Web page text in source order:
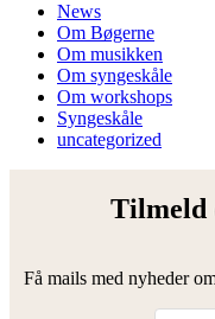
News
Om Bøgerne
Om musikken
Om syngeskåle
Om workshops
Syngeskåle
uncategorized
Tilmeld
Få mails med nyheder